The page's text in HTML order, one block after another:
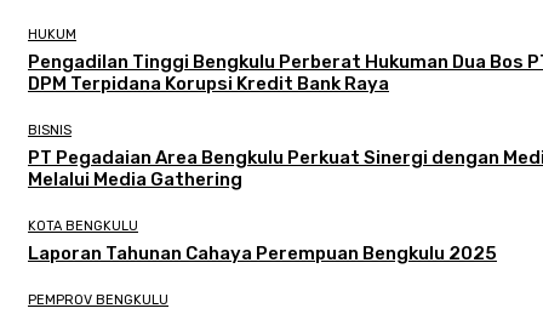
HUKUM
Pengadilan Tinggi Bengkulu Perberat Hukuman Dua Bos
DPM Terpidana Korupsi Kredit Bank Raya
BISNIS
PT Pegadaian Area Bengkulu Perkuat Sinergi dengan
Melalui Media Gathering
KOTA BENGKULU
Laporan Tahunan Cahaya Perempuan Bengkulu 2025
PEMPROV BENGKULU